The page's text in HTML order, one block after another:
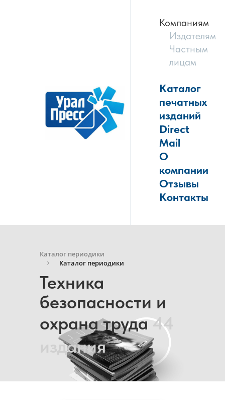
Компаниям
Издателям
Частным
лицам
Каталог
печатных
изданий
Direct
Mail
О
компании
Отзывы
Контакты
Каталог периодики
Каталог периодики
Техника
безопасности и
охрана труда44
издания